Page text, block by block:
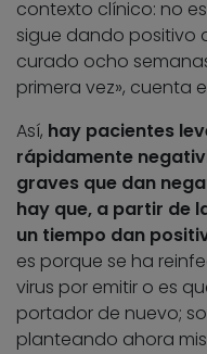
contexto clínico: no
sigue dando positivo
curado ocho
primera vez», cuenta
Así, hay pacientes
rápidamente
graves que dan
hay que, a partir de
un tiempo dan
es porque se ha
virus por emitir o es
portador de nuevo;
planteando ahora